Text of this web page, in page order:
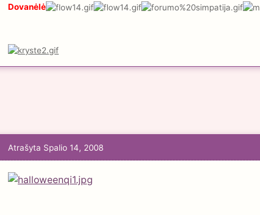
Dovanėlė
Atrašyta Spalio 14, 2008